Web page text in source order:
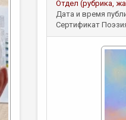
Отдел (рубрика,
Дата и время
Сертификат